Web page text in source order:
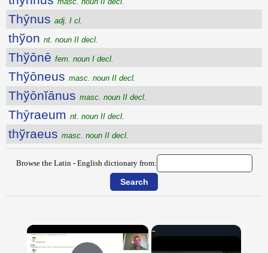
Thȳnus adj. I cl.
thўon nt. noun II decl.
Thўōnē fem. noun I decl.
Thўōneus masc. noun II decl.
Thўōnĭānus masc. noun II decl.
Thȳraeum nt. noun II decl.
thўraeus masc. noun II decl.
Browse the Latin - English dictionary from:
×